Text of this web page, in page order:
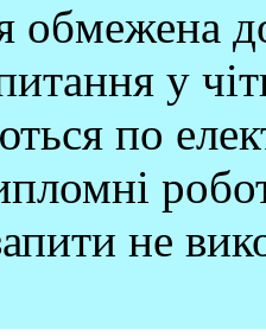
обмежена
у
по
не